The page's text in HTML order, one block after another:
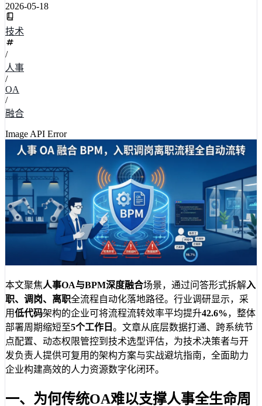
2026-05-18
技术
/
人事
/
OA
/
融合
Image API Error
本文聚焦人事OA与BPM深度融合场景，通过问答形式拆解入
职、调岗、离职全流程自动化落地路径。行业调研显示，采
用低代码架构的企业可将流程流转效率平均提升42.6%，整体
部署周期缩短至5个工作日 。文章从底层数据打通、跨系统节
点配置、动态权限管控到技术选型评估，为技术决策者与开
发负责人提供可复用的架构方案与实战避坑指南，全面助力
企业构建高效的人力资源数字化闭环。
一、为何传统OA难以支撑人事全生命周